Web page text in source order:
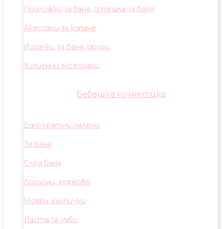
Подложки за вана, стъпала за баня
Акесоари за къпане
Играчки за баня, други
Хигиенни аксесоари
Бебешка козметика
Еднократни пелени
За баня
След баня
Лосиони, кремове
Мокри кърпички
Паста за зъби